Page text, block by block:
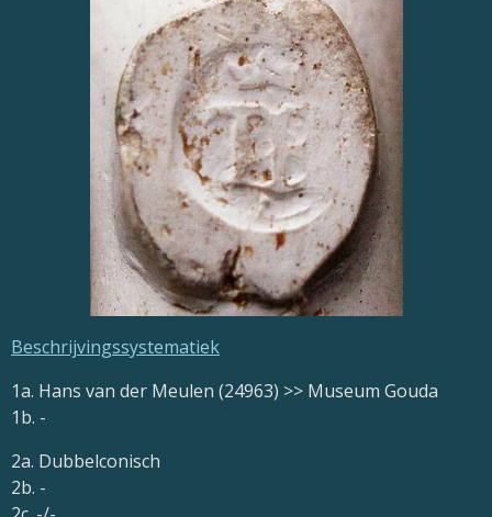
Beschrijvingssystematiek
1a. Hans van der Meulen (24963) >> Museum Gouda
1b. -
2a. Dubbelconisch
2b. -